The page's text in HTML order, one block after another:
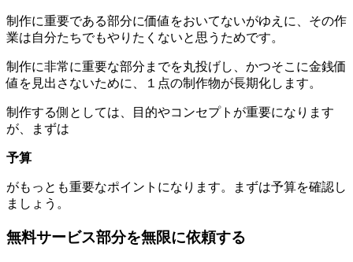
制作に重要である部分に価値をおいてないがゆえに、その作
業は自分たちでもやりたくないと思うためです。
制作に非常に重要な部分までを丸投げし、かつそこに金銭価
値を見出さないために、１点の制作物が長期化します。
制作する側としては、目的やコンセプトが重要になります
が、まずは
予算
がもっとも重要なポイントになります。まずは予算を確認し
ましょう。
無料サービス部分を無限に依頼する